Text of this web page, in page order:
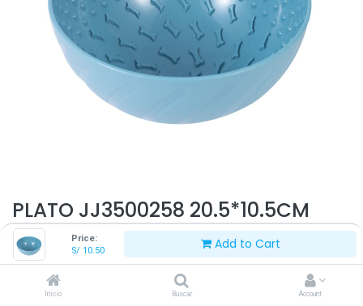
Price:
S/ 10.50 Add to Cart
Inicio Buscar Account
PLATO JJ3500258 20.5*10.5CM
S/10.50